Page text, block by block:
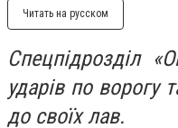
Читать на русском
Спецпідрозділ
ударів по ворогу
до своїх лав.